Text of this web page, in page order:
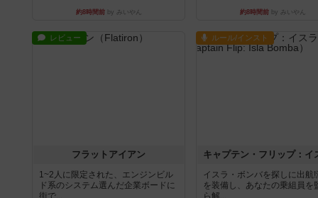
約8時間前by みいやん 約8時間前by みいやん
レビュー
フラットアイアン
1~2人に限定された、エンジンビル
ド系のシステム選んだ企業ボードに
街で...
ルール/インスト
イスラ・ボンバを探しに出航!
を装備し、あなたの乗組員を
ら解...